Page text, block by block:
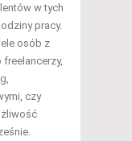
w tych
pracy.
osób z
czy